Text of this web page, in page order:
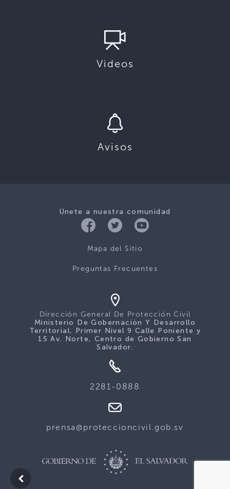
Videos
Avisos
Únete a nuestra comunidad
Mapa del Sitio
Preguntas Frecuentes
Dirección General De Protección Civil
Ministerio De Gobernación Y Desarrollo
Territorial, Primer Nivel 9 Calle Poniente y
15 Av. Norte, Centro de Gobierno San
Salvador.
2281-0888
prensa@proteccioncivil.gob.sv